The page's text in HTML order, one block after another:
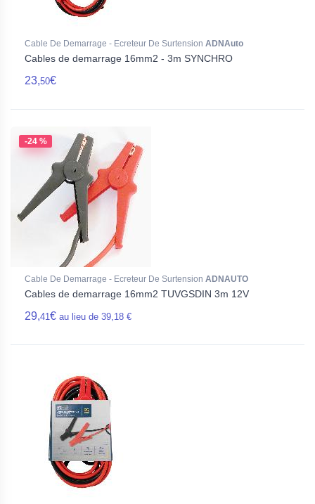
Cable De Demarrage - Ecreteur De Surtension ADNAuto
Cables de demarrage 16mm2 - 3m SYNCHRO
23,50€
-24 %
Cable De Demarrage - Ecreteur De Surtension ADNAUTO
Cables de demarrage 16mm2 TUVGSDIN 3m 12V
29,41€ au lieu de 39,18 €